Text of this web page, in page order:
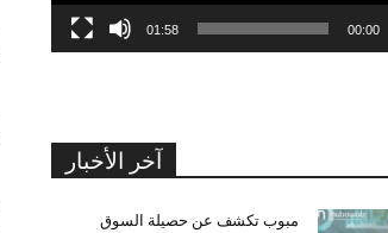
00:00
01:58
آخر الأخبار
مبوب تكشف عن حصيلة السوق